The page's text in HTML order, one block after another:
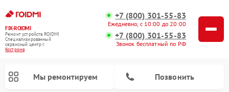
FIX-ROIDMI
Ремонт устройств ROIDMI
Специализированный
cервисный центр г.
Кострома
+7 (800) 301-55-83
Ежедневно, с 10:00 до 20:00
+7 (800) 301-55-83
Звонок бесплатный по РФ
Мы ремонтируем Позвонить